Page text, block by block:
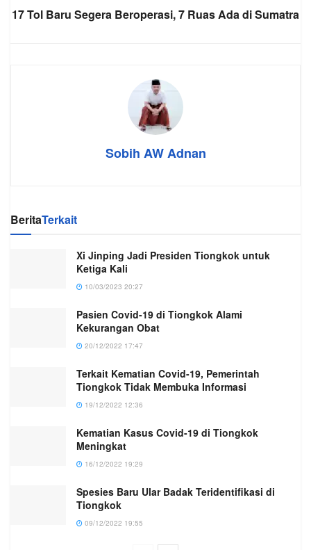
17 Tol Baru Segera Beroperasi, 7 Ruas Ada di Sumatra
Sobih AW Adnan
BeritaTerkait
Xi Jinping Jadi Presiden Tiongkok untuk
Ketiga Kali
10/03/2023 20:27
Pasien Covid-19 di Tiongkok Alami
Kekurangan Obat
20/12/2022 17:47
Terkait Kematian Covid-19, Pemerintah
Tiongkok Tidak Membuka Informasi
19/12/2022 12:36
Kematian Kasus Covid-19 di Tiongkok
Meningkat
16/12/2022 19:29
Spesies Baru Ular Badak Teridentifikasi di
Tiongkok
09/12/2022 19:55